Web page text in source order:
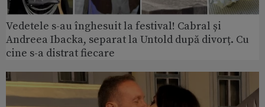
Vedetele s-au înghesuit la festival! Cabral și
Andreea Ibacka, separat la Untold după divorț. Cu
cine s-a distrat fiecare